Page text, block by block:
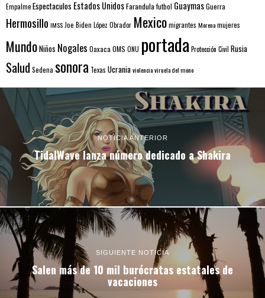
EmpalmeEspectaculos Estados UnidosFarandulafutbol GuaymasGuerra
Hermosillo IMSS Joe Biden López Obrador Mexicomigrantes Morenamujeres
MundoNiños Nogales Oaxaca OMS ONU portada Protección Civil Rusia
Salud Sedena sonora Texas Ucraniaviolenciaviruela del mono
NOTICIA ANTERIOR
TidalWave lanza número dedicado a Shakira
SIGUIENTE NOTICIA
Salen más de 10 mil burócratas estatales de
vacaciones